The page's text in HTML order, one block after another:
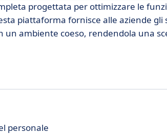
progettata per ottimizzare le
piattaforma fornisce alle aziende
un ambiente coeso, rendendola una
personale